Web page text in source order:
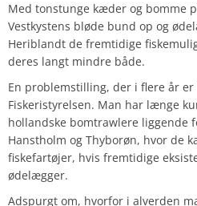
Med tonstunge kæder og bomme
Vestkystens bløde bund op og
Heriblandt de fremtidige
deres langt mindre både.
En problemstilling, der i flere år
Fiskeristyrelsen. Man har længe
hollandske bomtrawlere liggende
Hanstholm og Thyborøn, hvor de
fiskefartøjer, hvis fremtidige
ødelægger.
Adspurgt om, hvorfor i alverden